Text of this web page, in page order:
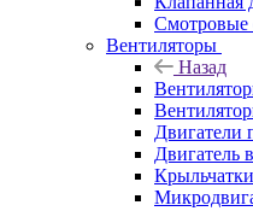
Смотровые
Вентиляторы
Назад
Двигатели
Двигатель
Крыльчатки